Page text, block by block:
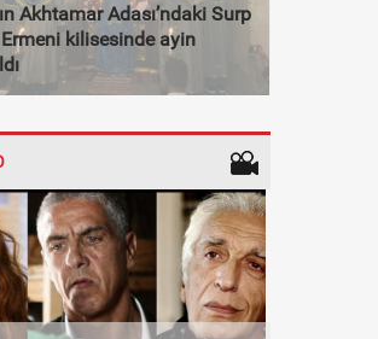
Akhtamar Adası’ndaki Surp
kilisesinde ayin